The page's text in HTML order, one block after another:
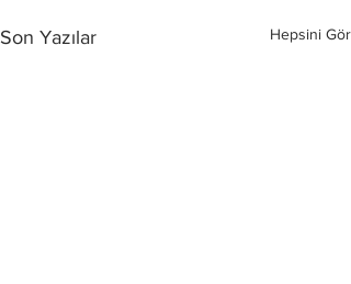
Son Yazılar Hepsini Gör